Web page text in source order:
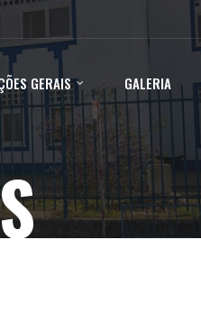
GERAIS GALERIA